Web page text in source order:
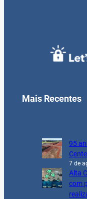
Mais Recentes
95
7 de
Alta
com